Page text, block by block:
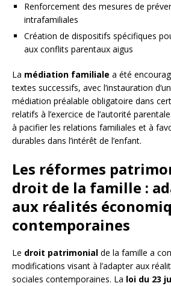
Renforcement des mesures de
intrafamiliales
Création de dispositifs spécifiques
aux conflits parentaux aigus
La médiation familiale a été
textes successifs, avec l’instauration
médiation préalable obligatoire dans
relatifs à l’exercice de l’autorité
à pacifier les relations familiales et à
durables dans l’intérêt de l’enfant.
Les réformes
droit de la famille :
aux réalités
contemporaines
Le droit patrimonial de la famille a
modifications visant à l’adapter aux
sociales contemporaines. La loi du 23